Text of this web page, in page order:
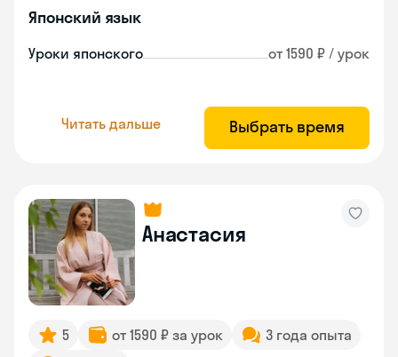
Японский язык
Уроки японского от 1590 ₽ / урок
Читать дальше Выбрать время
Анастасия
5 от 1590 ₽ за урок
3 года опыта